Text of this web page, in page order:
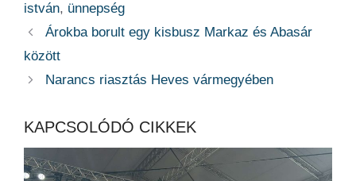
istván, ünnepség
Árokba borult egy kisbusz Markaz és Abasár
között
Narancs riasztás Heves vármegyében
KAPCSOLÓDÓ CIKKEK